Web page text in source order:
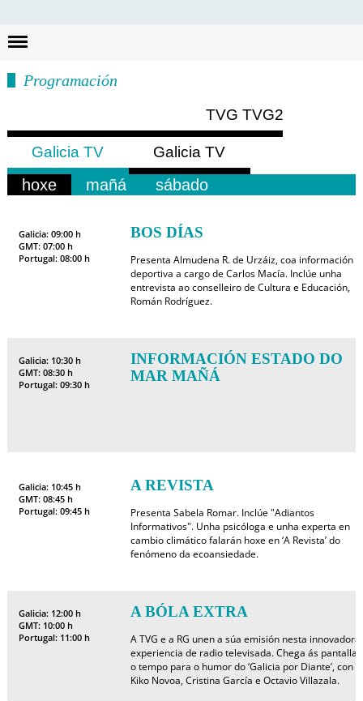
Programación
TVG TVG2
Galicia TV
Europa
Galicia TV
América
hoxe mañá sábado
Galicia: 09:00 h
GMT: 07:00 h
Portugal: 08:00 h
BOS DÍAS
Presenta Almudena R. de Urzáiz, coa información
deportiva a cargo de Carlos Macía. Inclúe unha
entrevista ao conselleiro de Cultura e Educación,
Román Rodríguez.
Galicia: 10:30 h
GMT: 08:30 h
Portugal: 09:30 h
INFORMACIÓN ESTADO DO
MAR MAÑÁ
Galicia: 10:45 h
GMT: 08:45 h
Portugal: 09:45 h
A REVISTA
Presenta Sabela Romar. Inclúe "Adiantos
Informativos". Unha psicóloga e unha experta en
cambio climático falarán hoxe en ‘A Revista’ do
fenómeno da ecoansiedade.
Galicia: 12:00 h
GMT: 10:00 h
Portugal: 11:00 h
A BÓLA EXTRA
A TVG e a RG unen a súa emisión nesta innovadora
experiencia de radio televisada. Chega ás pantallas
o tempo para o humor do ‘Galicia por Diante’, con
Kiko Novoa, Cristina García e Octavio Villazala.